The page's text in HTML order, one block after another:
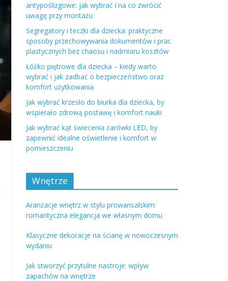
antypoślizgowe: jak wybrać i na co zwrócić
uwagę przy montażu
Segregatory i teczki dla dziecka: praktyczne
sposoby przechowywania dokumentów i prac
plastycznych bez chaosu i nadmiaru kosztów
Łóżko piętrowe dla dziecka – kiedy warto
wybrać i jak zadbać o bezpieczeństwo oraz
komfort użytkowania
Jak wybrać krzesło do biurka dla dziecka, by
wspierało zdrową postawę i komfort nauki
Jak wybrać kąt świecenia żarówki LED, by
zapewnić idealne oświetlenie i komfort w
pomieszczeniu
Wnętrze
Aranżacje wnętrz w stylu prowansalskim:
romantyczna elegancja we własnym domu
Klasyczne dekoracje na ścianę w nowoczesnym
wydaniu
Jak stworzyć przytulne nastroje: wpływ
zapachów na wnętrze